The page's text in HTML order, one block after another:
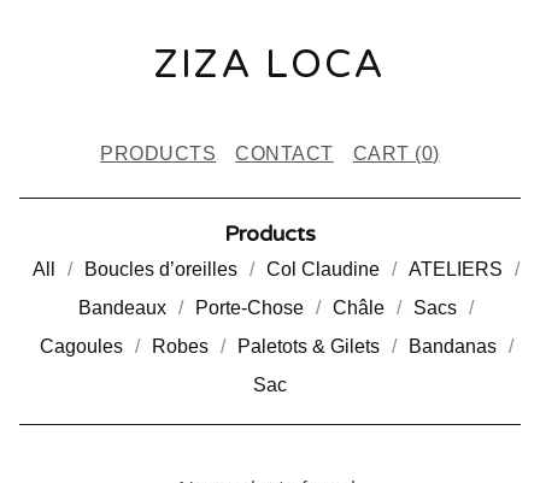
ZIZA LOCA
PRODUCTS CONTACT CART (0)
Products
All Boucles d’oreilles Col Claudine
ATELIERS
Bandeaux
Porte-Chose Châle
Sacs
Cagoules
Robes Paletots & Gilets
Bandanas
Sac